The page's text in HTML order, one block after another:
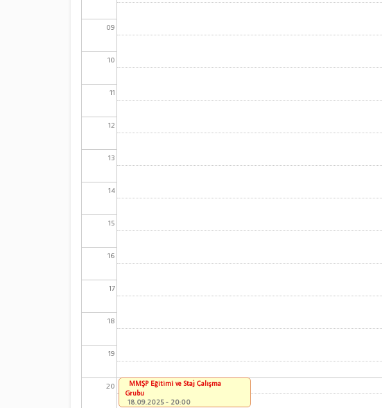
09
10
11
12
13
14
15
16
17
18
19
20
MMŞP Eğitimi ve Staj Çalışma
Grubu
18.09.2025 - 20:00